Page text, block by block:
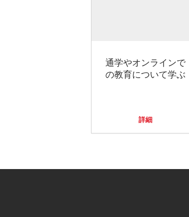
通学やオンラインで
の教育について学ぶ
詳細